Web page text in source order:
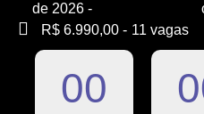
de 2026 -
R$ 6.990,00 - 11 vagas
00 0